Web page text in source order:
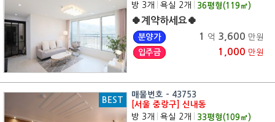
방 3개
욕실 2개 36평형(119㎡)
🍀계약하세요🍀
분양가 1 억 3,600 만원
입주금
1,000 만원
BEST
매물번호 - 43753
[서울 중랑구] 신내동
방 3개
욕실 2개 33평형(109㎡)